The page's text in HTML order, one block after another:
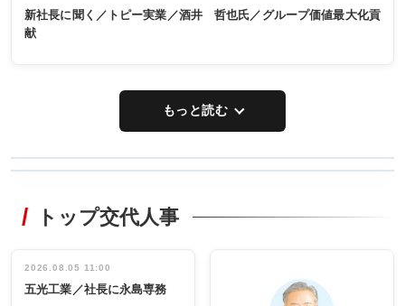
新社長に聞く／トピー実業／酒井 哲也氏／グループ価値最大化貢
献
もっと読む
非鉄業界で
インタビュ
ー／社内ア
タックトレー
祝う 業界関
係者ら220人
出席
トップ交代人事
2026.08.05 11:00
五光工業／社長に永島専務